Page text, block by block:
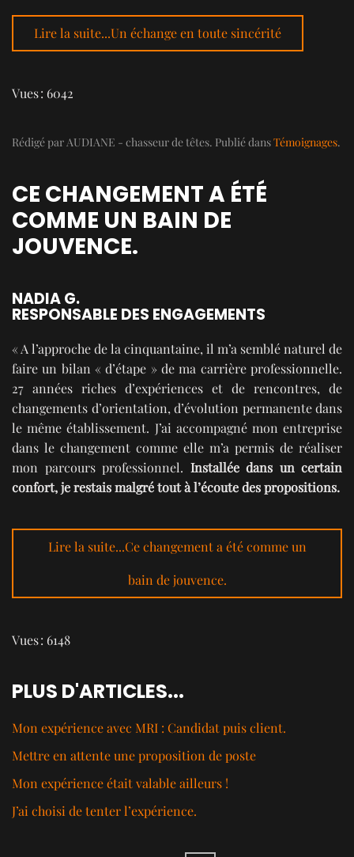
Lire la suite...Un échange en toute sincérité
Vues : 6042
Rédigé par AUDIANE - chasseur de têtes. Publié dansTémoignages.
CE CHANGEMENT A ÉTÉ
COMME UN BAIN DE
JOUVENCE.
NADIA G.
RESPONSABLE DES ENGAGEMENTS
« A l’approche de la cinquantaine, il m’a semblé naturel de
faire un bilan « d’étape » de ma carrière professionnelle.
27 années riches d’expériences et de rencontres, de
changements d’orientation, d’évolution permanente dans
le même établissement. J’ai accompagné mon entreprise
dans le changement comme elle m’a permis de réaliser
mon parcours professionnel. Installée dans un certain
confort, je restais malgré tout à l’écoute des propositions.
Lire la suite...Ce changement a été comme un
bain de jouvence.
Vues : 6148
PLUS D'ARTICLES...
Mon expérience avec MRI : Candidat puis client.
Mettre en attente une proposition de poste
Mon expérience était valable ailleurs !
J’ai choisi de tenter l’expérience.